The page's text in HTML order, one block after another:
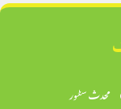
محدث سٹور